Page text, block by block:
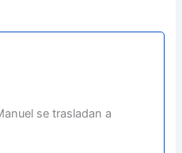
se trasladan a